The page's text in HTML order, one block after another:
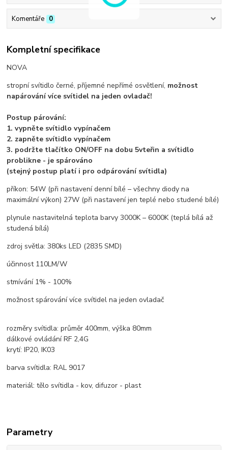
Komentáře 0
Kompletní specifikace
NOVA
stropní svítidlo černé, příjemné nepřímé osvětlení, možnost
napárování více svítidel na jeden ovladač!
Postup párování:
1. vypněte svítidlo vypínačem
2. zapněte svítidlo vypínačem
3. podržte tlačítko ON/OFF na dobu 5vteřin a svítidlo
problikne - je spárováno
(stejný postup platí i pro odpárování svítidla)
příkon: 54W (při nastavení denní bílé – všechny diody na
maximální výkon) 27W (při nastavení jen teplé nebo studené bílé)
plynule nastavitelná teplota barvy 3000K – 6000K (teplá bílá až
studená bílá)
zdroj světla: 380ks LED (2835 SMD)
účinnost 110LM/W
stmívání 1% - 100%
možnost spárování více svítidel na jeden ovladač
rozměry svítidla: průměr 400mm, výška 80mm
dálkové ovládání RF 2,4G
krytí: IP20, IK03
barva svítidla: RAL 9017
materiál: tělo svítidla - kov, difuzor - plast
Parametry